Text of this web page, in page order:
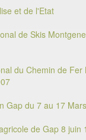
et de l'Etat
de Skis
du Chemin de Fer
Gap du 7 au 17
de Gap 8 juin